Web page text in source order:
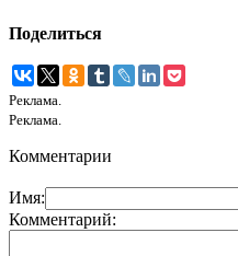
Поделиться
Реклама.
Реклама.
Комментарии
Имя:
Комментарий: